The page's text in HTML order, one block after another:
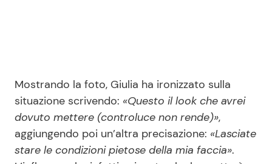
Mostrando la foto, Giulia ha ironizzato sulla
situazione scrivendo: «Questo il look che avrei
dovuto mettere (controluce non rende)»,
aggiungendo poi un’altra precisazione: «Lasciate
stare le condizioni pietose della mia faccia».